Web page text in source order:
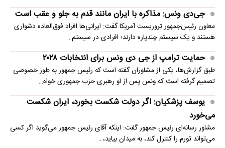
جی‌دی ونس: مذاکره با ایران مانند قدم به جلو و عقب است
معاون رئیس‌جمهور تروریست آمریکا گفت: ایرانی‌ها افراد فوق‌العاده دشواری
هستند و یک سیستم چندپاره دارند؛ افرادی در سیستم…
حمایت ترامپ از جی دی ونس برای انتخابات ۲۰۲۸
طبق گزارش‌ها، یکی از مشاوران گفته است که رئیس جمهور به طور خصوصی
تصمیم گرفته است که ونس پس از او رهبری حزب جمهوری خواه…
یوسف پزشکیان: اگر دولت شکست بخورد، ایران شکست
می‌خورد
مشاور رسانه‌ای رئیس جمهور گفت: اینکه آقای رئیس جمهور می‌گوید اگر کسی
می‌تواند تورم را کنترل کند، به میدان بیاید،…